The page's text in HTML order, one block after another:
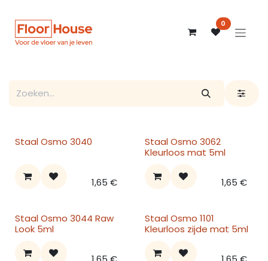
0
Staal Osmo 3040
1,65 €
Staal Osmo 3062
Kleurloos mat 5ml
1,65 €
Staal Osmo 3044 Raw
Look 5ml
Staal Osmo 1101
Kleurloos zijde mat 5ml